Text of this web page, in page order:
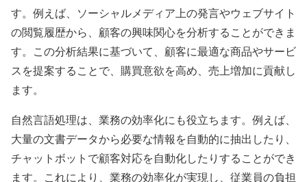
す。例えば、ソーシャルメディア上の発言やウェブサイト
の閲覧履歴から、顧客の興味関心を分析することができま
す。この分析結果に基づいて、顧客に最適な商品やサービ
スを提案することで、購買意欲を高め、売上増加に貢献し
ます。
自然言語処理は、業務の効率化にも役立ちます。例えば、
大量の文書データから必要な情報を自動的に抽出したり、
チャットボットで顧客対応を自動化したりすることができ
ます。これにより、業務の効率化が実現し、従業員の負担